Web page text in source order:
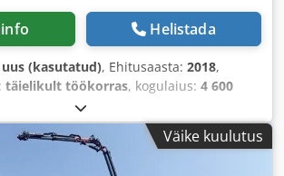
Helistada
uus (kasutatud), Ehitusaasta: 2018,
täielikult töökorras, kogulaius: 4 600
, kogukõrgus:
kg,
Väike kuulutus